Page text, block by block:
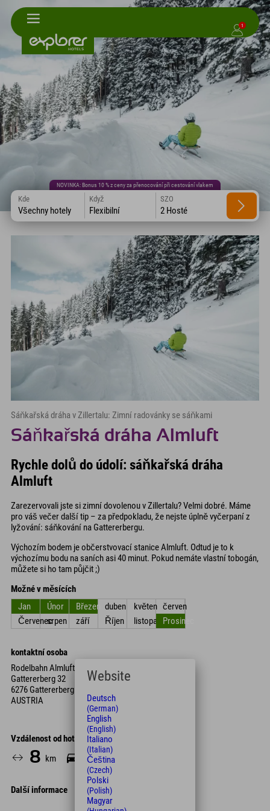
1
NOVINKA: Bonus 10 % z ceny za přenocování při cestování vlakem
Kde
Všechny hotely
Když
Flexibilní
SZO
2 Hosté
Sáňkařská dráha v Zillertalu: Zimní radovánky se sáňkami
Sáňkařská dráha Almluft
Rychle dolů do údolí: sáňkařská dráha
Almluft
Zarezervovali jste si zimní dovolenou v Zillertalu? Velmi dobré. Máme
pro váš večer další tip – za předpokladu, že nejste úplně vyčerpaní z
lyžování: sáňkování na Gattererbergu.
Výchozím bodem je občerstvovací stanice Almluft. Odtud je to k
výchozímu bodu na saních asi 40 minut. Pokud nemáte vlastní tobogán,
můžete si ho tam půjčit ;)
Možné v měsících
Jan
Únor Březen duben květen červen
Červenecsrpen září Říjen listopad Prosinec
kontaktní osoba
Rodelbahn Almluft
Gattererberg 32
6276 Gattererberg
AUSTRIA
Vzdálenost od hotelu
8 km 17 Min.
Další informace
Leaflet
Website
Deutsch
(German)
English
(English)
Italiano
(Italian)
Čeština
(Czech)
Polski
(Polish)
Magyar